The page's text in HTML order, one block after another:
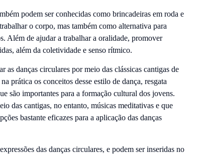
podem ser conhecidas como brincadeiras em roda e
o corpo, mas também como alternativa para
Além de ajudar a trabalhar a oralidade, promover
além da coletividade e senso rítmico.
as danças circulares por meio das clássicas cantigas de
prática os conceitos desse estilo de dança, resgata
são importantes para a formação cultural dos jovens.
das cantigas, no entanto, músicas meditativas e que
bastante eficazes para a aplicação das danças
das danças circulares, e podem ser inseridas no